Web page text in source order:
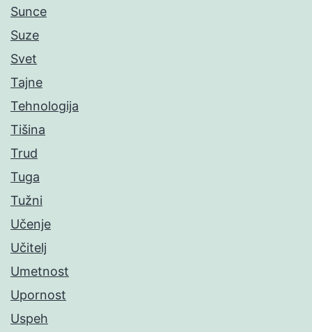
Sunce
Suze
Svet
Tajne
Tehnologija
Tišina
Trud
Tuga
Tužni
Učenje
Učitelj
Umetnost
Upornost
Uspeh